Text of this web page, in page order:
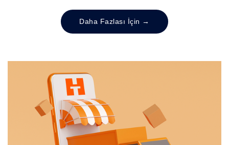
Daha Fazlası İçin →